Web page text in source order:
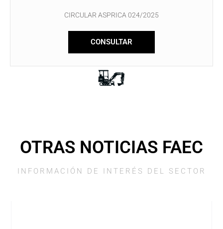
CIRCULAR ASPRICA 024/2025
CONSULTAR
OTRAS NOTICIAS FAEC
INFORMACIÓN DE INTERÉS DEL SECTOR